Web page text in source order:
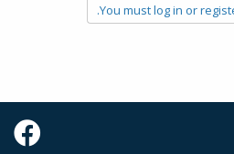
You must log in or